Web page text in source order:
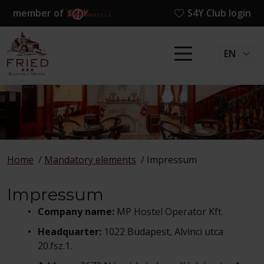
member of S4Y Club login
EN
Home / Mandatory elements / Impressum
Impressum
Company name: MP Hostel Operator Kft.
Headquarter: 1022 Budapest, Alvinci utca
20.fsz.1.